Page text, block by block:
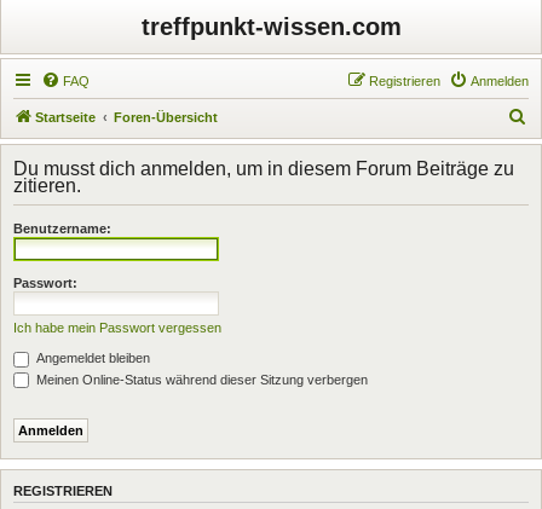
treffpunkt-wissen.com
FAQ Anmelden
Registrieren
Startseite Foren-Übersicht
u
h
Du musst dich anmelden, um in diesem Forum Beiträge zu
zitieren.
Benutzername:
Passwort:
Ich habe mein Passwort vergessen
Angemeldet bleiben
Meinen Online-Status während dieser Sitzung verbergen
REGISTRIEREN